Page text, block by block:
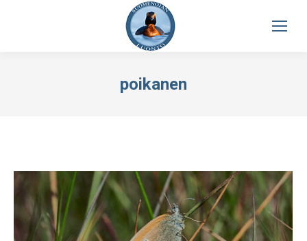
poikanen